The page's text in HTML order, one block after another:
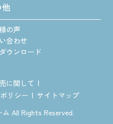
の声
合わせ
ウンロード
に関して
リシー
サイトマップ
All Rights Reserved.